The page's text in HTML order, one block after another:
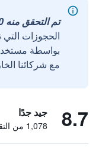
تم التحقق منه 100%
الحجوزات التي
مع شركائنا
8.7 جيد جدًا
1,078 من التقييمات تم التحقق منها